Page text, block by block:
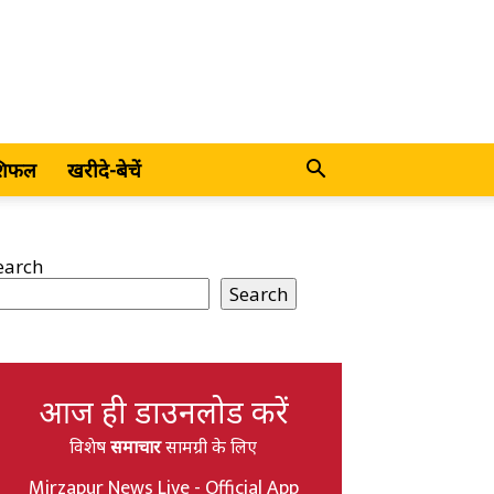
खरीदे-बेचें
Search
आज ही डाउनलोड करें
विशेषसमाचारसामग्री के लिए